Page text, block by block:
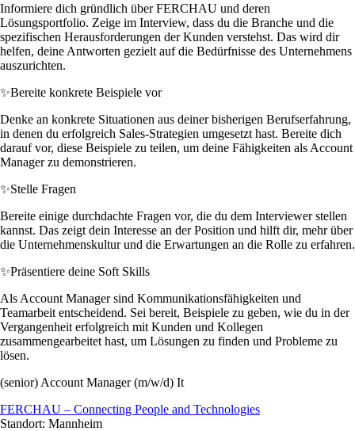
Informiere dich gründlich über FERCHAU und deren
Lösungsportfolio. Zeige im Interview, dass du die Branche und die
spezifischen Herausforderungen der Kunden verstehst. Das wird dir
helfen, deine Antworten gezielt auf die Bedürfnisse des Unternehmens
auszurichten.
✨Bereite konkrete Beispiele vor
Denke an konkrete Situationen aus deiner bisherigen Berufserfahrung,
in denen du erfolgreich Sales-Strategien umgesetzt hast. Bereite dich
darauf vor, diese Beispiele zu teilen, um deine Fähigkeiten als Account
Manager zu demonstrieren.
✨Stelle Fragen
Bereite einige durchdachte Fragen vor, die du dem Interviewer stellen
kannst. Das zeigt dein Interesse an der Position und hilft dir, mehr über
die Unternehmenskultur und die Erwartungen an die Rolle zu erfahren.
✨Präsentiere deine Soft Skills
Als Account Manager sind Kommunikationsfähigkeiten und
Teamarbeit entscheidend. Sei bereit, Beispiele zu geben, wie du in der
Vergangenheit erfolgreich mit Kunden und Kollegen
zusammengearbeitet hast, um Lösungen zu finden und Probleme zu
lösen.
(senior) Account Manager (m/w/d) It
FERCHAU – Connecting People and Technologies
Standort: Mannheim